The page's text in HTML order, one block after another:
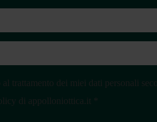
al trattamento dei miei dati personali
di appolloniottica.it *